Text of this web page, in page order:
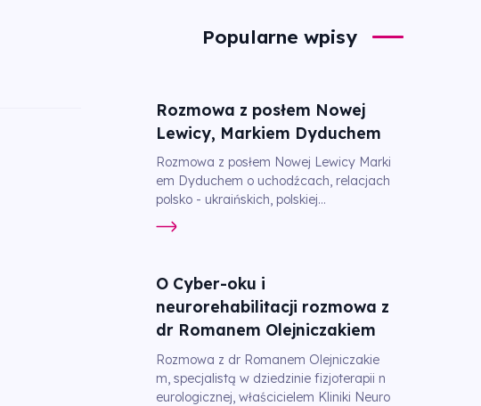
Popularne wpisy
Rozmowa z posłem Nowej
Lewicy, Markiem Dyduchem
Rozmowa z posłem Nowej Lewicy Marki
em Dyduchem o uchodźcach, relacjach
polsko - ukraińskich, polskiej...
O Cyber-oku i
neurorehabilitacji rozmowa z
dr Romanem Olejniczakiem
Rozmowa z dr Romanem Olejniczakie
m, specjalistą w dziedzinie fizjoterapii n
eurologicznej, właścicielem Kliniki Neuro